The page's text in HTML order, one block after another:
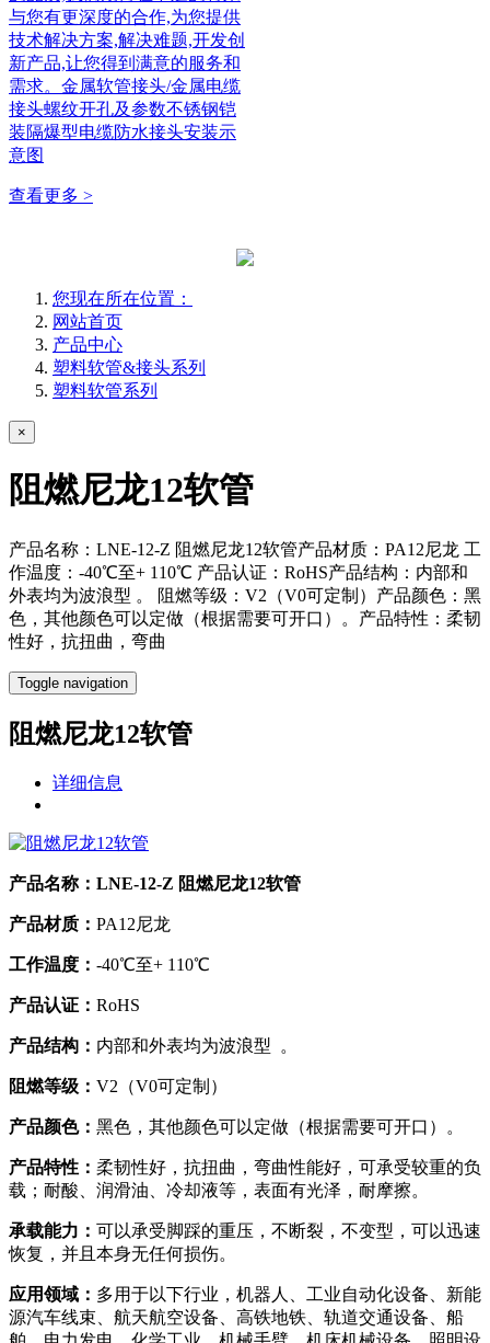
与您有更深度的合作,为您提供
技术解决方案,解决难题,开发创
新产品,让您得到满意的服务和
需求。金属软管接头/金属电缆
接头螺纹开孔及参数不锈钢铠
装隔爆型电缆防水接头安装示
意图
查看更多 >
您现在所在位置：
网站首页
产品中心
塑料软管&接头系列
塑料软管系列
×
阻燃尼龙12软管
产品名称：LNE-12-Z 阻燃尼龙12软管产品材质：PA12尼龙 工
作温度：-40℃至+ 110℃ 产品认证：RoHS产品结构：内部和
外表均为波浪型 。 阻燃等级：V2（V0可定制）产品颜色：黑
色，其他颜色可以定做（根据需要可开口）。产品特性：柔韧
性好，抗扭曲，弯曲
Toggle navigation
阻燃尼龙12软管
详细信息
产品名称： LNE-12-Z 阻燃尼龙12软管
产品材质： PA12尼龙
工作温度： -40℃至+ 110℃
产品认证： RoHS
产品结构： 内部和外表均为波浪型 。
阻燃等级： V2（V0可定制）
产品颜色： 黑色，其他颜色可以定做（根据需要可开口）。
产品特性： 柔韧性好，抗扭曲，弯曲性能好，可承受较重的负
载；耐酸、润滑油、冷却液等，表面有光泽，耐摩擦。
承载能力： 可以承受脚踩的重压，不断裂，不变型，可以迅速
恢复，并且本身无任何损伤。
应用领域： 多用于以下行业，机器人、工业自动化设备、新能
源汽车线束、航天航空设备、高铁地铁、轨道交通设备、船